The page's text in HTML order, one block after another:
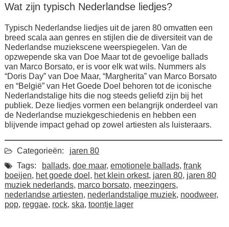
Wat zijn typisch Nederlandse liedjes?
Typisch Nederlandse liedjes uit de jaren 80 omvatten een
breed scala aan genres en stijlen die de diversiteit van de
Nederlandse muziekscene weerspiegelen. Van de
opzwepende ska van Doe Maar tot de gevoelige ballads
van Marco Borsato, er is voor elk wat wils. Nummers als
“Doris Day” van Doe Maar, “Margherita” van Marco Borsato
en “België” van Het Goede Doel behoren tot de iconische
Nederlandstalige hits die nog steeds geliefd zijn bij het
publiek. Deze liedjes vormen een belangrijk onderdeel van
de Nederlandse muziekgeschiedenis en hebben een
blijvende impact gehad op zowel artiesten als luisteraars.
Categorieën:
jaren 80
Tags:
ballads, doe maar, emotionele ballads, frank
boeijen, het goede doel , het klein orkest, jaren 80, jaren 80
muziek nederlands, marco borsato, meezingers,
nederlandse artiesten, nederlandstalige muziek, noodweer,
pop, reggae, rock, ska, toontje lager